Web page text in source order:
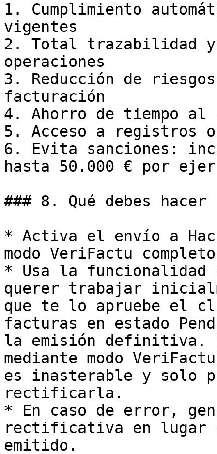
1. Cumplimiento
vigentes
2. Total trazabilidad y
operaciones
3. Reducción de
facturación
4. Ahorro de tiempo al
5. Acceso a registros
6. Evita sanciones:
hasta 50.000 € por
### 8. Qué debes hacer
* Activa el envío a
modo VeriFactu
* Usa la funcionalidad
querer trabajar
que te lo apruebe el
facturas en estado
la emisión definitiva.
mediante modo
es inasterable y solo
rectificarla.
* En caso de error,
rectificativa en lugar
emitido.